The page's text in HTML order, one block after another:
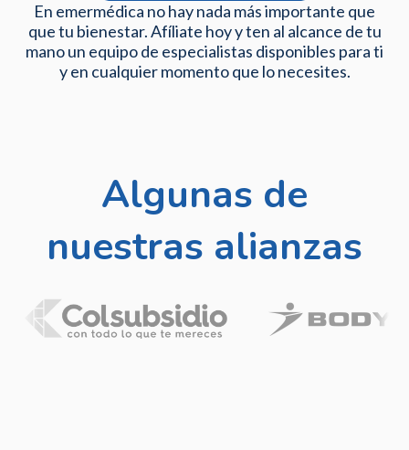
En emermédica no hay nada más importante que
que tu bienestar. Afíliate hoy y ten al alcance de tu
mano un equipo de especialistas disponibles para ti
y en cualquier momento que lo necesites.
Algunas de
nuestras alianzas